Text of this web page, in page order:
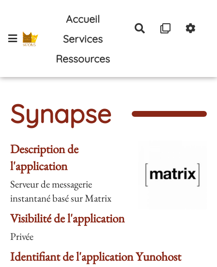
Aller au contenu principal
Accueil
Services
Ressources
Rechercher
Synapse
Description de
l'application
Serveur de messagerie
instantané basé sur Matrix
Visibilité de l'application
Privée
Identifiant de l'application Yunohost